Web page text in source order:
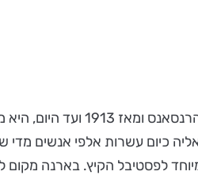
כיום עשרות אלפי אנשים